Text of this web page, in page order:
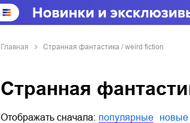
Главная Странная фантастика / weird fiction
Странная
Отображать сначала: популярные новые